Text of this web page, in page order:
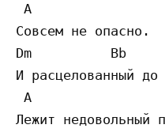
A
Совсем не опасно.
Dm          Bb
И расцелованный
A
Лежит недовольный